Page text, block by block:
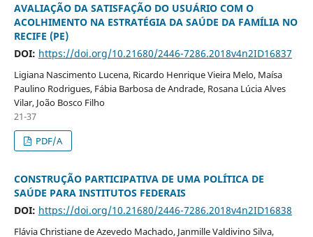
AVALIAÇÃO DA SATISFAÇÃO DO USUÁRIO COM O
ACOLHIMENTO NA ESTRATÉGIA DA SAÚDE DA FAMÍLIA NO
RECIFE (PE)
DOI: https://doi.org/10.21680/2446-7286.2018v4n2ID16837
Ligiana Nascimento Lucena, Ricardo Henrique Vieira Melo, Maísa
Paulino Rodrigues, Fábia Barbosa de Andrade, Rosana Lúcia Alves
Vilar, João Bosco Filho
21-37
PDF/A
CONSTRUÇÃO PARTICIPATIVA DE UMA POLÍTICA DE
SAÚDE PARA INSTITUTOS FEDERAIS
DOI: https://doi.org/10.21680/2446-7286.2018v4n2ID16838
Flávia Christiane de Azevedo Machado, Janmille Valdivino Silva,